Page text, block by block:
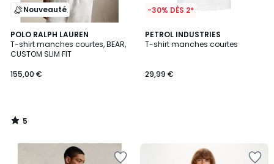
Nouveauté
POLO RALPH LAUREN
T-shirt manches courtes, BEAR,
CUSTOM SLIM FIT
155,00 €
5
/
5
5
/
-30% DÈS 2*
PETROL INDUSTRIES
T-shirt manches courtes
29,99 €